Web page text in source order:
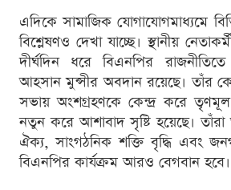
এদিকে সামাজিক যোগাযোগমাধ্যমে
বিশ্লেষণও দেখা যাচ্ছে। স্থানীয়
দীর্ঘদিন ধরে বিএনপির
আহসান মুন্সীর অবদান রয়েছে। তাঁর
সভায় অংশগ্রহণকে কেন্দ্র করে তৃণমূল
নতুন করে আশাবাদ সৃষ্টি হয়েছে।
ঐক্য, সাংগঠনিক শক্তি বৃদ্ধি এবং
বিএনপির কার্যক্রম আরও বেগবান হবে।